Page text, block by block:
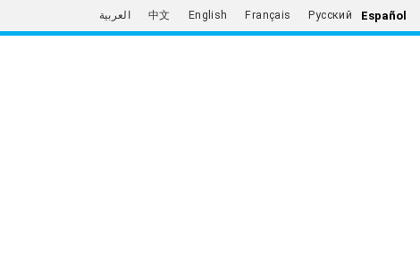
العربية 中文 English Français Русский Español